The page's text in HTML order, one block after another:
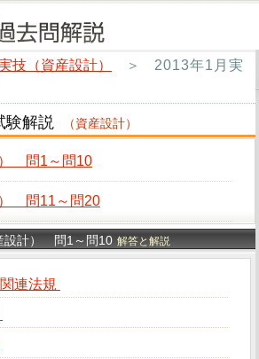
技（資産設計） ＞ 2013年1月実
解説 （資産設計）
問1～問10
問11～問20
設計） 問1～問10 解答と解説
連法規